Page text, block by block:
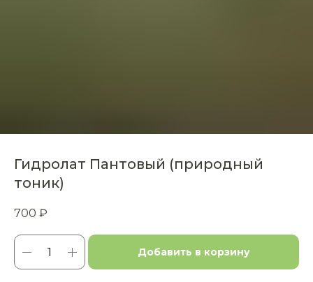
Гидролат Пантовый (природный
тоник)
700 ₽
Добавить в корзину